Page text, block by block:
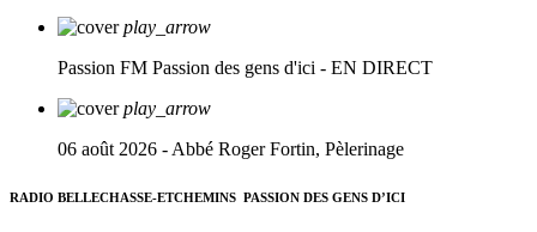
play_arrow
Passion FM Passion des gens d'ici - EN DIRECT
play_arrow
06 août 2026 - Abbé Roger Fortin, Pèlerinage
RADIO BELLECHASSE-ETCHEMINS PASSION DES GENS D’ICI